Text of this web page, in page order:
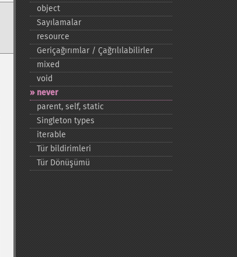
object
Sayılamalar
resource
Geriçağırımlar / Çağrılılabilirler
mixed
void
never
parent, self, static
Singleton types
iterable
Tür bildirimleri
Tür Dönüşümü